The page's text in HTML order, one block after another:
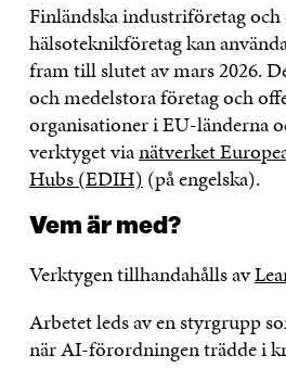
Finländska industriföretag och
hälsoteknikföretag kan
fram till slutet av mars 2026.
och medelstora företag och
organisationer i EU-länderna
verktyget vianätverket
Hubs (EDIH) (på engelska).
Vem är med?
Verktygen tillhandahålls av
Arbetet leds av en styrgrupp
när AI-förordningen trädde i